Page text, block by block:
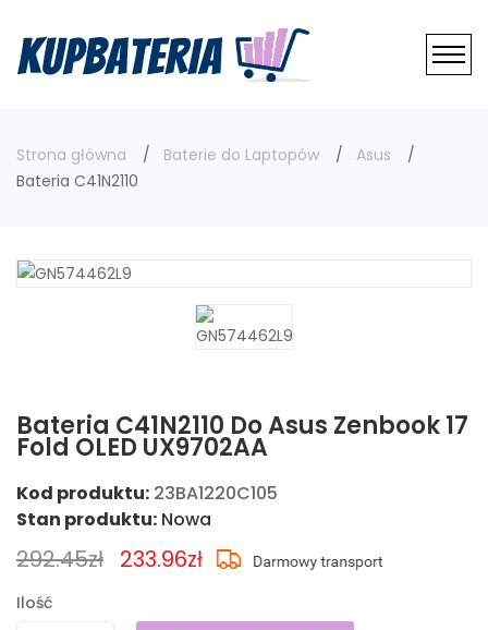
Strona główna Baterie do Laptopów
Asus
Bateria C41N2110
Bateria C41N2110 Do Asus Zenbook 17
Fold OLED UX9702AA
Kod produktu: 23BA1220C105
Stan produktu: Nowa
292.45zł 233.96zł
Ilość